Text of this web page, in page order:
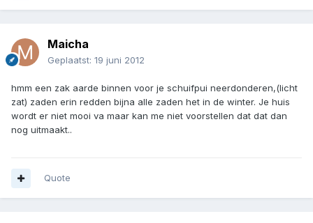
Maicha
Geplaatst: 19 juni 2012
hmm een zak aarde binnen voor je schuifpui neerdonderen,(licht
zat) zaden erin redden bijna alle zaden het in de winter. Je huis
wordt er niet mooi va maar kan me niet voorstellen dat dat dan
nog uitmaakt..
Quote